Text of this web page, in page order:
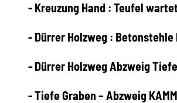
- Kreuzung Hand : Teufel
- Dürrer Holzweg :
- Dürrer Holzweg Abzweig
- Tiefe Graben – Abzweig